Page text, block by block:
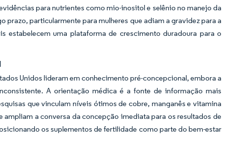
para nutrientes como mio-inositol e selênio no manejo da
particularmente para mulheres que adiam a gravidez para a
estabelecem uma plataforma de crescimento duradoura para o
Unidos lideram em conhecimento pré-concepcional, embora a
A orientação médica é a fonte de informação mais
que vinculam níveis ótimos de cobre, manganês e vitamina
a conversa da concepção imediata para os resultados de
os suplementos de fertilidade como parte do bem-estar